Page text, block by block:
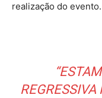
realização do evento.
REGRESSIVA